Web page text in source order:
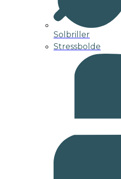
Solbriller
Stressbolde